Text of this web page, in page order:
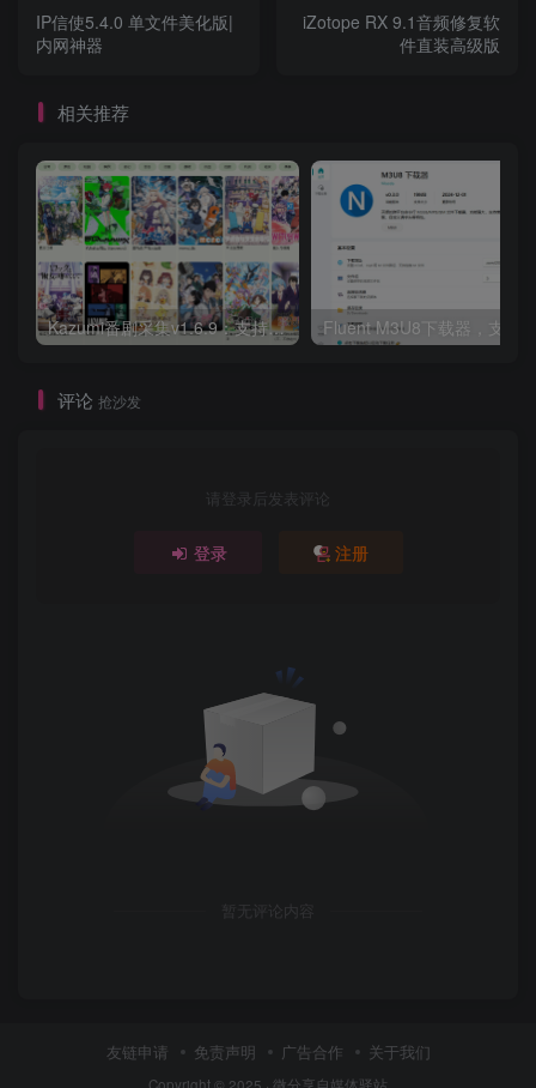
IP信使5.4.0 单文件美化版|
内网神器
iZotope RX 9.1音频修复软
件直装高级版
相关推荐
Kazumi番剧采集v1.6.9：支持自定义规则+在线观看+弹幕，跨平台下载 Fluent M3U8下载器，支持
评论 抢沙发
请登录后发表评论
登录 注册
暂无评论内容
友链申请 免责声明 广告合作 关于我们